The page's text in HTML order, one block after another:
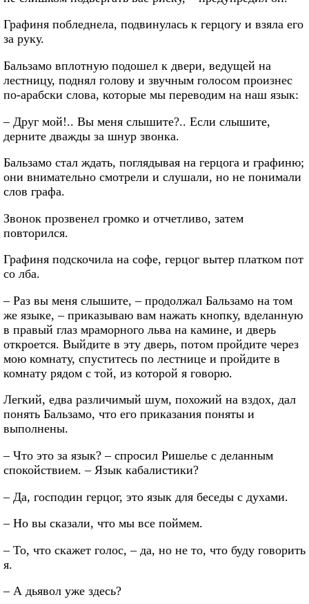
Графиня побледнела, подвинулась к герцогу и взяла его
за руку.
Бальзамо вплотную подошел к двери, ведущей на
лестницу, поднял голову и звучным голосом произнес
по-арабски слова, которые мы переводим на наш язык:
– Друг мой!.. Вы меня слышите?.. Если слышите,
дерните дважды за шнур звонка.
Бальзамо стал ждать, поглядывая на герцога и графиню;
они внимательно смотрели и слушали, но не понимали
слов графа.
Звонок прозвенел громко и отчетливо, затем
повторился.
Графиня подскочила на софе, герцог вытер платком пот
со лба.
– Раз вы меня слышите, – продолжал Бальзамо на том
же языке, – приказываю вам нажать кнопку, вделанную
в правый глаз мраморного льва на камине, и дверь
откроется. Выйдите в эту дверь, потом пройдите через
мою комнату, спуститесь по лестнице и пройдите в
комнату рядом с той, из которой я говорю.
Легкий, едва различимый шум, похожий на вздох, дал
понять Бальзамо, что его приказания поняты и
выполнены.
– Что это за язык? – спросил Ришелье с деланным
спокойствием. – Язык кабалистики?
– Да, господин герцог, это язык для беседы с духами.
– Но вы сказали, что мы все поймем.
– То, что скажет голос, – да, но не то, что буду говорить
я.
– А дьявол уже здесь?